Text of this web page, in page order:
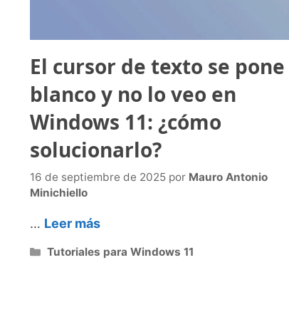
El cursor de texto se pone
blanco y no lo veo en
Windows 11: ¿cómo
solucionarlo?
16 de septiembre de 2025 por Mauro Antonio
Minichiello
… Leer más
Categorías
Tutoriales para Windows 11